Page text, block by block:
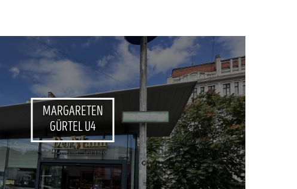
MARGARETEN
GÜRTEL U4